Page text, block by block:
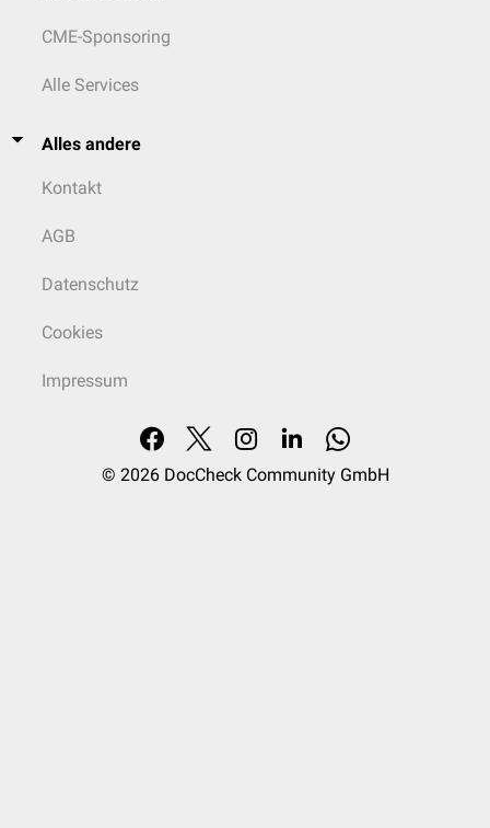
CME-Sponsoring
Alle Services
Alles andere
Kontakt
AGB
Datenschutz
Cookies
Impressum
© 2026 DocCheck Community GmbH